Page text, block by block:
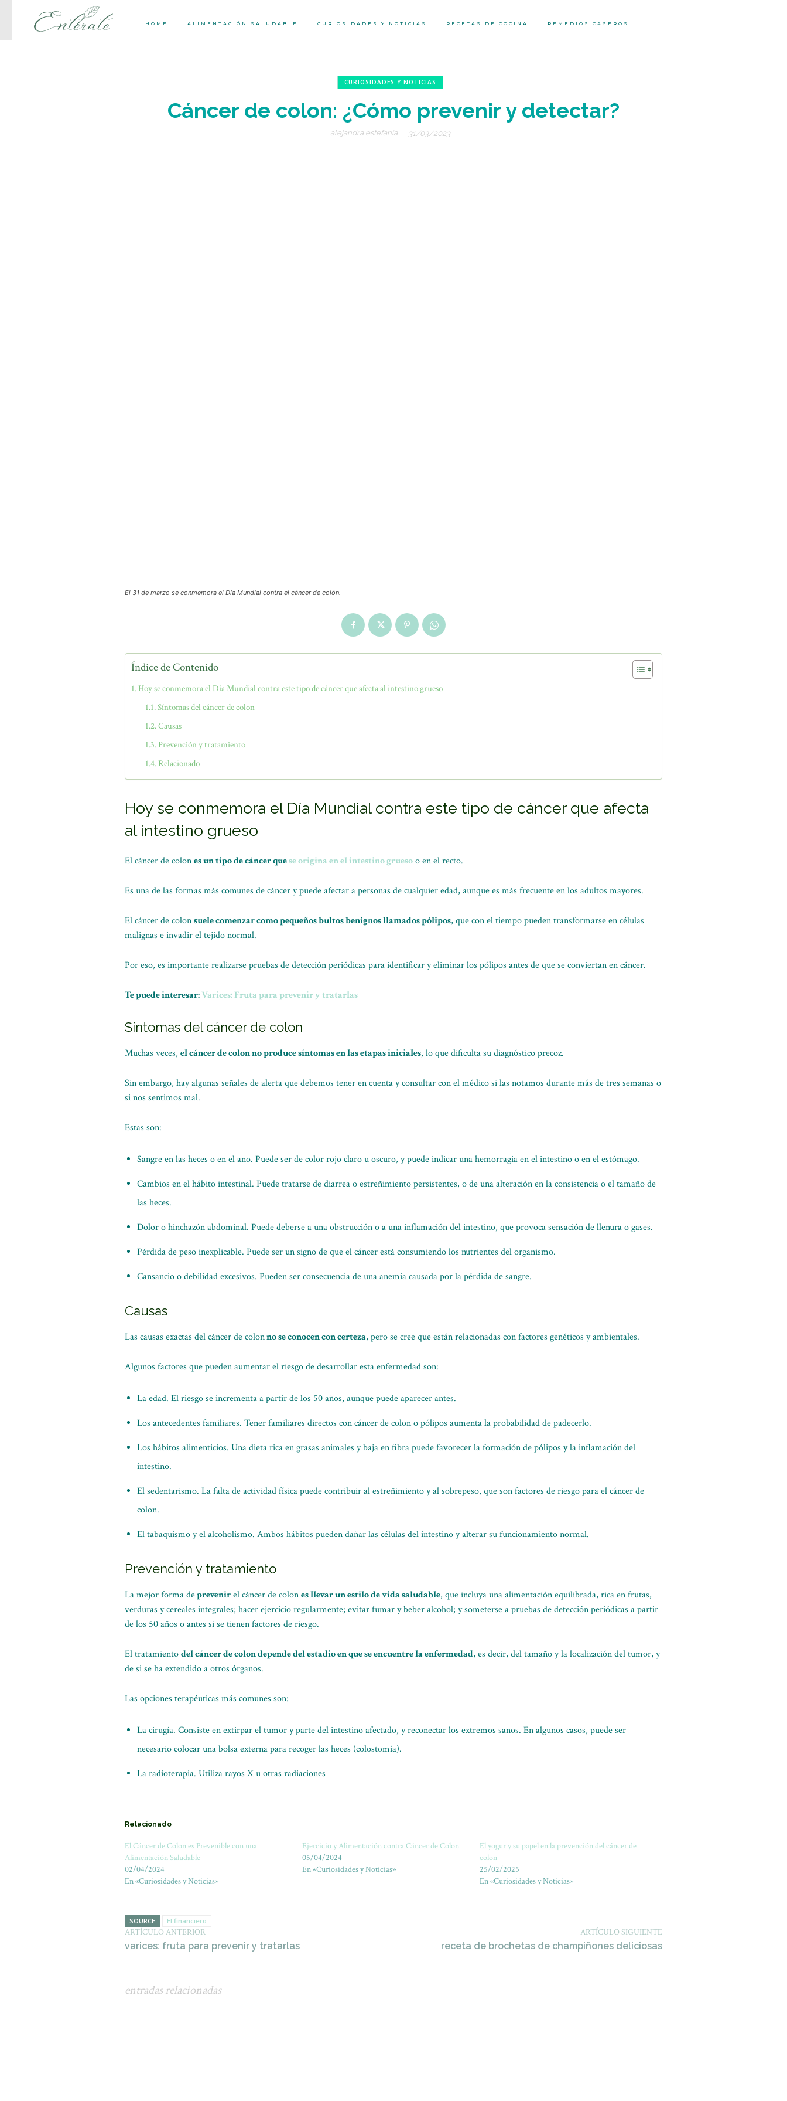
HOME ALIMENTACIÓN SALUDABLE CURIOSIDADES Y NOTICIAS RECETAS DE COCINA REMEDIOS CASEROS
CURIOSIDADES Y NOTICIAS
Cáncer de colon: ¿Cómo prevenir y detectar?
alejandra estefanía 31/03/2023
El 31 de marzo se conmemora el Día Mundial contra el cáncer de colón.
Índice de Contenido
Hoy se conmemora el Día Mundial contra este tipo de cáncer que afecta al intestino grueso
Síntomas del cáncer de colon
Causas
Prevención y tratamiento
Relacionado
Hoy se conmemora el Día Mundial contra este tipo de cáncer que afecta
al intestino grueso
El cáncer de colones un tipo de cáncer quese origina en el intestino gruesoo en el recto.
Es una de las formas más comunes de cáncer y puede afectar a personas de cualquier edad, aunque es más frecuente en los adultos mayores.
El cáncer de colonsuele comenzar como pequeños bultos benignos llamados pólipos, que con el tiempo pueden transformarse en células
malignas e invadir el tejido normal.
Por eso, es importante realizarse pruebas de detección periódicas para identificar y eliminar los pólipos antes de que se conviertan en cáncer.
Te puede interesar:Varices: Fruta para prevenir y tratarlas
Síntomas del cáncer de colon
Muchas veces, el cáncer de colon no produce síntomas en las etapas iniciales, lo que dificulta su diagnóstico precoz.
Sin embargo, hay algunas señales de alerta que debemos tener en cuenta y consultar con el médico si las notamos durante más de tres semanas o
si nos sentimos mal.
Estas son:
Sangre en las heces o en el ano. Puede ser de color rojo claro u oscuro, y puede indicar una hemorragia en el intestino o en el estómago.
Cambios en el hábito intestinal. Puede tratarse de diarrea o estreñimiento persistentes, o de una alteración en la consistencia o el tamaño de
las heces.
Dolor o hinchazón abdominal. Puede deberse a una obstrucción o a una inflamación del intestino, que provoca sensación de llenura o gases.
Pérdida de peso inexplicable. Puede ser un signo de que el cáncer está consumiendo los nutrientes del organismo.
Cansancio o debilidad excesivos. Pueden ser consecuencia de una anemia causada por la pérdida de sangre.
Causas
Las causas exactas del cáncer de colonno se conocen con certeza, pero se cree que están relacionadas con factores genéticos y ambientales.
Algunos factores que pueden aumentar el riesgo de desarrollar esta enfermedad son:
La edad. El riesgo se incrementa a partir de los 50 años, aunque puede aparecer antes.
Los antecedentes familiares. Tener familiares directos con cáncer de colon o pólipos aumenta la probabilidad de padecerlo.
Los hábitos alimenticios. Una dieta rica en grasas animales y baja en fibra puede favorecer la formación de pólipos y la inflamación del
intestino.
El sedentarismo. La falta de actividad física puede contribuir al estreñimiento y al sobrepeso, que son factores de riesgo para el cáncer de
colon.
El tabaquismo y el alcoholismo. Ambos hábitos pueden dañar las células del intestino y alterar su funcionamiento normal.
Prevención y tratamiento
La mejor forma deprevenirel cáncer de colones llevar un estilo de vida saludable, que incluya una alimentación equilibrada, rica en frutas,
verduras y cereales integrales; hacer ejercicio regularmente; evitar fumar y beber alcohol; y someterse a pruebas de detección periódicas a partir
de los 50 años o antes si se tienen factores de riesgo.
El tratamientodel cáncer de colon depende del estadio en que se encuentre la enfermedad, es decir, del tamaño y la localización del tumor, y
de si se ha extendido a otros órganos.
Las opciones terapéuticas más comunes son:
La cirugía. Consiste en extirpar el tumor y parte del intestino afectado, y reconectar los extremos sanos. En algunos casos, puede ser
necesario colocar una bolsa externa para recoger las heces (colostomía).
La radioterapia. Utiliza rayos X u otras radiaciones
Relacionado
El Cáncer de Colon es Prevenible con una
Alimentación Saludable
02/04/2024
En «Curiosidades y Noticias»
Ejercicio y Alimentación contra Cáncer de Colon
05/04/2024
En «Curiosidades y Noticias»
El yogur y su papel en la prevención del cáncer de
colon
25/02/2025
En «Curiosidades y Noticias»
SOURCE El financiero
ARTÍCULO ANTERIOR
varices: fruta para prevenir y tratarlas
ARTÍCULO SIGUIENTE
receta de brochetas de champiñones deliciosas
entradas relacionadas